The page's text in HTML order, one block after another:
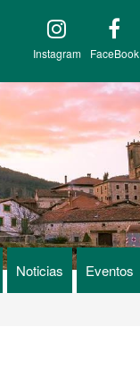
FaceBook
Instagram
Noticias Eventos